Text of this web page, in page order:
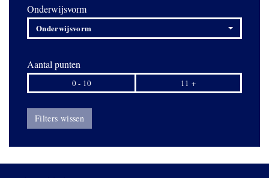
Onderwijsvorm
Onderwijsvorm
Aantal punten
0 - 10 11 +
Filters wissen